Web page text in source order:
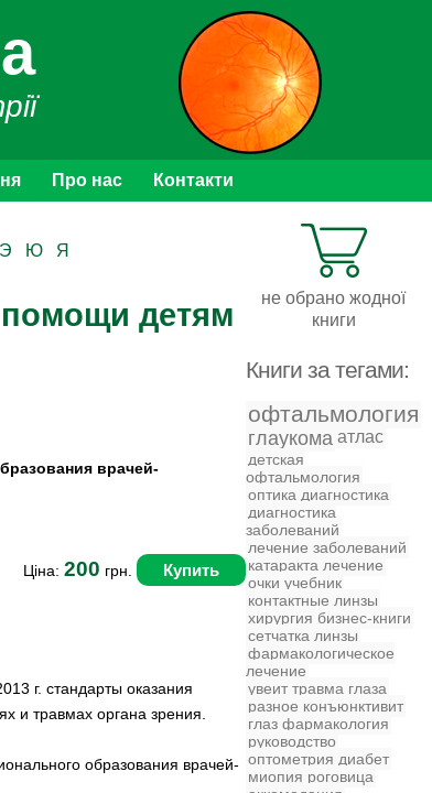
Про нас Контакти
Э Ю Я
помощи детям
врачей-
Ціна: 200 грн. Купить
г. стандарты оказания
и травмах органа зрения.
образования врачей-
не обрано жодної
книги
Книги за тегами:
офтальмология
глаукома атлас
детская
офтальмология
оптика диагностика
диагностика
заболеваний
лечение заболеваний
катаракта лечение
очки учебник
контактные линзы
хирургия бизнес-книги
сетчатка линзы
фармакологическое
лечение
увеит травма глаза
разное конъюнктивит
глаз фармакология
руководство
оптометрия диабет
миопия роговица